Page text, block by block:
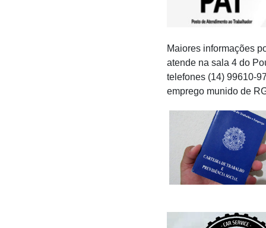
Maiores informações
atende na sala 4 do
telefones (14) 99610-
emprego munido de